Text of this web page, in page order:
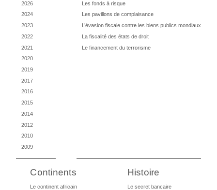
2026
2024
2023
2022
2021
2020
2019
2017
2016
2015
2014
2012
2010
2009
Les fonds à risque
Les pavillons de complaisance
L’évasion fiscale contre les biens publics mondiaux
La fiscalité des états de droit
Le financement du terrorisme
Continents
Le continent africain
Histoire
Le secret bancaire